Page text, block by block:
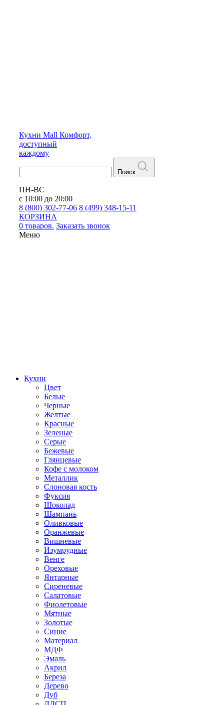
Кухни Mall Комфорт,
доступный
каждому
Поиск
ПН-ВС
с 10:00 до 20:00
8 (800) 302-77-06 8 (499) 348-15-11
КОРЗИНА
0 товаров. Заказать звонок
Меню
Кухни
Цвет
Белые
Черные
Желтые
Красные
Зеленые
Серые
Бежевые
Глянцевые
Кофе с молоком
Металлик
Слоновая кость
Фуксия
Шоколад
Шампань
Оливковые
Оранжевые
Вишневые
Изумрудные
Венге
Ореховые
Янтарные
Сиреневые
Салатовые
Фиолетовые
Мятные
Золотые
Синие
Материал
МДФ
Эмаль
Акрил
Береза
Дерево
Дуб